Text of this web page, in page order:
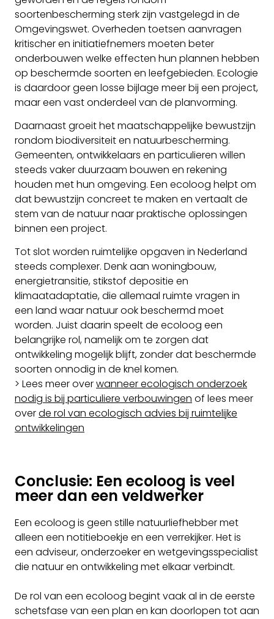
soortenbescherming sterk zijn vastgelegd in de
Omgevingswet. Overheden toetsen aanvragen
kritischer en initiatiefnemers moeten beter
onderbouwen welke effecten hun plannen hebben
op beschermde soorten en leefgebieden. Ecologie
is daardoor geen losse bijlage meer bij een project,
maar een vast onderdeel van de planvorming.
Daarnaast groeit het maatschappelijke bewustzijn
rondom biodiversiteit en natuurbescherming.
Gemeenten, ontwikkelaars en particulieren willen
steeds vaker duurzaam bouwen en rekening
houden met hun omgeving. Een ecoloog helpt om
dat bewustzijn concreet te maken en vertaalt de
stem van de natuur naar praktische oplossingen
binnen een project.
Tot slot worden ruimtelijke opgaven in Nederland
steeds complexer. Denk aan woningbouw,
energietransitie, stikstof depositie en
klimaatadaptatie, die allemaal ruimte vragen in
een land waar natuur ook beschermd moet
worden. Juist daarin speelt de ecoloog een
belangrijke rol, namelijk om te zorgen dat
ontwikkeling mogelijk blijft, zonder dat beschermde
soorten onnodig in de knel komen.
> Lees meer overwanneer ecologisch onderzoek
nodig is bij particuliere verbouwingen of lees meer
overde rol van ecologisch advies bij ruimtelijke
ontwikkelingen
Conclusie: Een ecoloog is veel
meer dan een veldwerker
Een ecoloog is geen stille natuurliefhebber met
alleen een notitieboekje en een verrekijker. Het is
een adviseur, onderzoeker en wetgevingsspecialist
die natuur en ontwikkeling met elkaar verbindt.
De rol van een ecoloog begint vaak al in de eerste
schetsfase van een plan en kan doorlopen tot aan